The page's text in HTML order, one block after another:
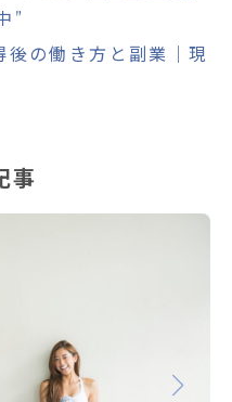
”
の働き方と副業｜現
事